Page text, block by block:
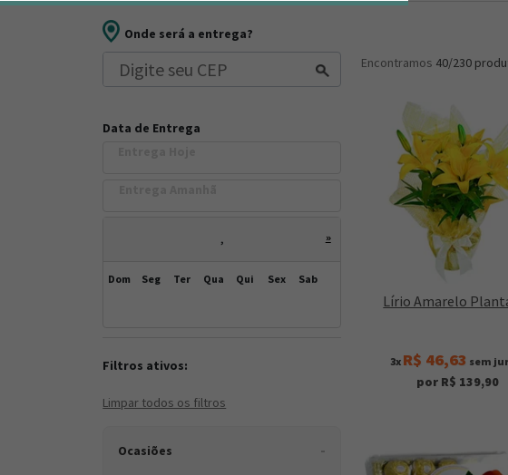
Onde será a entrega?
Data de Entrega
, »
Dom Seg Ter Qua Qui Sex Sab
Filtros ativos:
Limpar todos os filtros
Ocasiões
Encontramos 40/230
Lírio Amarelo
3x R$ 46,63 sem
por R$ 139,90